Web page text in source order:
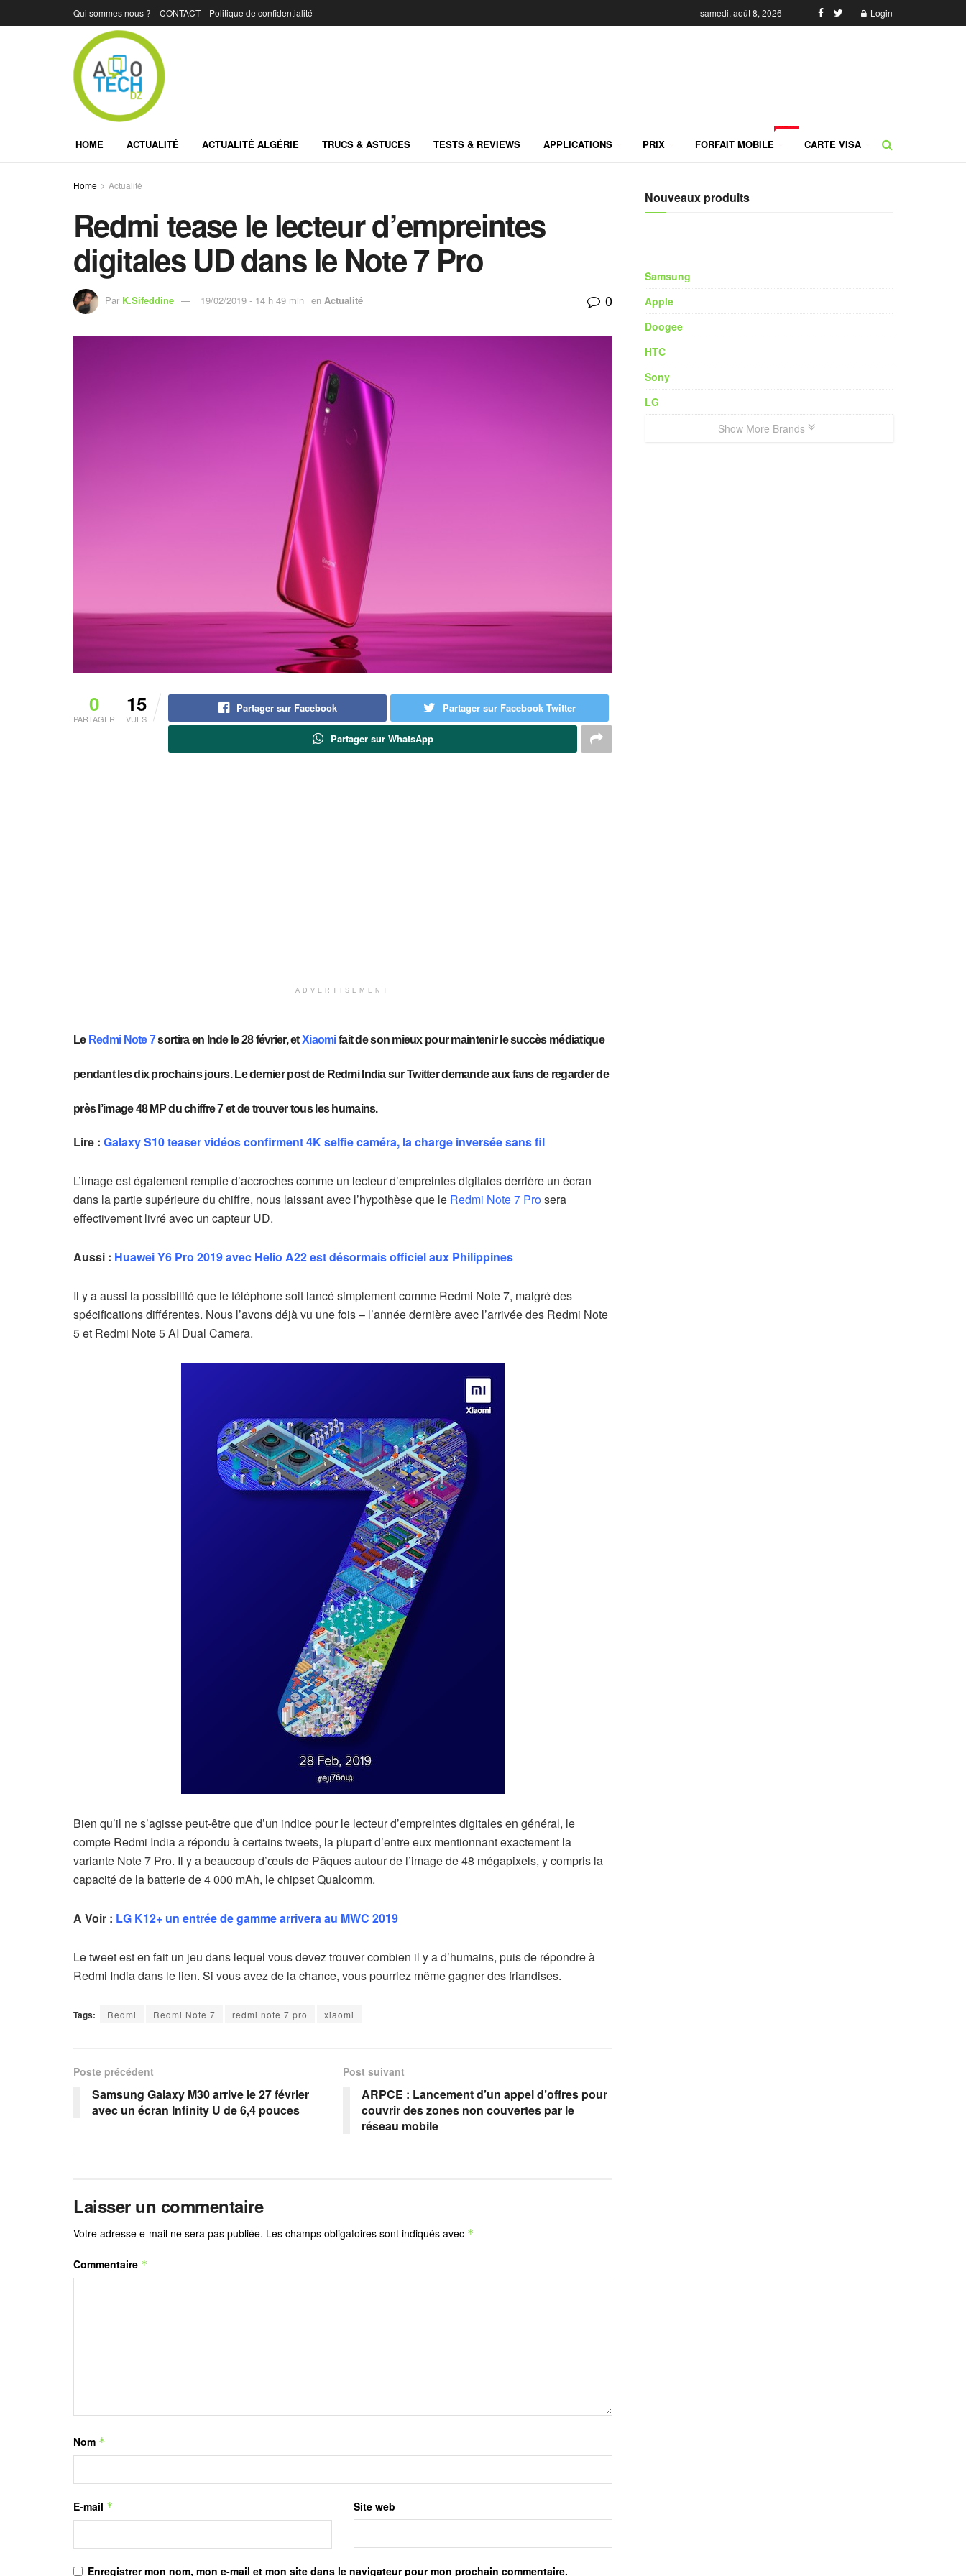
Qui sommes nous ? CONTACT Politique de confidentialité samedi, août 8, 2026 Login
HOME ACTUALITÉ ACTUALITÉ ALGÉRIE TRUCS & ASTUCES TESTS & REVIEWS APPLICATIONS PRIX FORFAIT MOBILE CARTE VISA
Home Actualité
Redmi tease le lecteur d’empreintes
digitales UD dans le Note 7 Pro
Par K.Sifeddine 19/02/2019 - 14 h 49 min en Actualité 0
0
PARTAGER
15
VUES
Partager sur Facebook Partager sur Facebook Twitter
Partager sur WhatsApp
ADVERTISEMENT
Le Redmi Note 7sortira en Inde le 28 février, etXiaomifait de son mieux pour maintenir le succès médiatique
pendant les dix prochains jours. Le dernier post de Redmi India sur Twitter demande aux fans de regarder de
près l’image 48 MP du chiffre 7 et de trouver tous les humains.
Lire : Galaxy S10 teaser vidéos confirment 4K selfie caméra, la charge inversée sans fil
L’image est également remplie d’accroches comme un lecteur d’empreintes digitales derrière un écran
dans la partie supérieure du chiffre, nous laissant avec l’hypothèse que le Redmi Note 7 Prosera
effectivement livré avec un capteur UD.
Aussi : Huawei Y6 Pro 2019 avec Helio A22 est désormais officiel aux Philippines
Il y a aussi la possibilité que le téléphone soit lancé simplement comme Redmi Note 7, malgré des
spécifications différentes. Nous l’avons déjà vu une fois – l’année dernière avec l’arrivée des Redmi Note
5 et Redmi Note 5 AI Dual Camera.
Bien qu’il ne s’agisse peut-être que d’un indice pour le lecteur d’empreintes digitales en général, le
compte Redmi India a répondu à certains tweets, la plupart d’entre eux mentionnant exactement la
variante Note 7 Pro. Il y a beaucoup d’œufs de Pâques autour de l’image de 48 mégapixels, y compris la
capacité de la batterie de 4 000 mAh, le chipset Qualcomm.
A Voir : LG K12+ un entrée de gamme arrivera au MWC 2019
Le tweet est en fait un jeu dans lequel vous devez trouver combien il y a d’humains, puis de répondre à
Redmi India dans le lien. Si vous avez de la chance, vous pourriez même gagner des friandises.
Tags: Redmi Redmi Note 7 redmi note 7 pro xiaomi
Poste précédent
Samsung Galaxy M30 arrive le 27 février
avec un écran Infinity U de 6,4 pouces
Post suivant
ARPCE : Lancement d’un appel d’offres pour
couvrir des zones non couvertes par le
réseau mobile
Laisser un commentaire
Votre adresse e-mail ne sera pas publiée. Les champs obligatoires sont indiqués avec *
Commentaire *
Nom *
E-mail * Site web
Enregistrer mon nom, mon e-mail et mon site dans le navigateur pour mon prochain commentaire.
Nouveaux produits
Samsung
Apple
Doogee
HTC
Sony
LG
Show More Brands